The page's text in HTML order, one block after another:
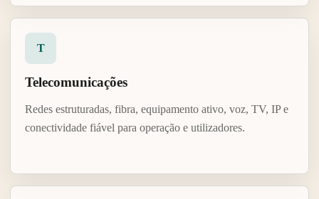
T
Telecomunicações
Redes estruturadas, fibra, equipamento ativo, voz, TV, IP e
conectividade fiável para operação e utilizadores.